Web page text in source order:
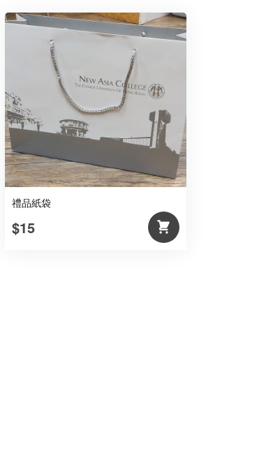
禮品紙袋
$15